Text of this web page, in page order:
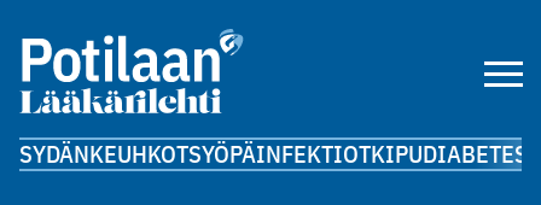
SYDÄNKEUHKOTSYÖPÄINFEKTIOTKIPUDIABETES